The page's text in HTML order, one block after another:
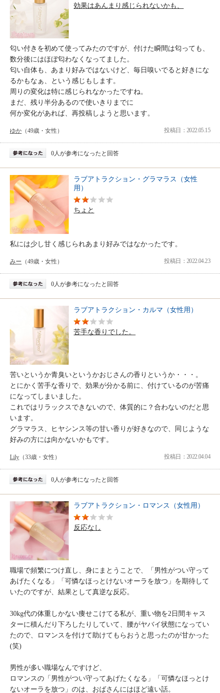
効果はあんまり感じられないかも、
匂い付きを初めて使ってみたのですが、付けた瞬間は匂っても、
数分後にはほぼ匂わなくなってました。
匂い自体も、あまり好みではないけど、毎日嗅いでると好きにな
るかもなぁ、という感じもします。
周りの変化は特に感じられなかったですね。
まだ、残り半分あるので使いきりまでに
何か変化があれば、再投稿しようと思います。
ゆか （49歳・女性） 投稿日：2022.05.15
0人が参考になったと回答
ラブアトラクション・グラマラス（女性
用）
ちょと
私には少し甘く感じられあまり好みではなかったです。
みー （49歳・女性） 投稿日：2022.04.23
0人が参考になったと回答
ラブアトラクション・カルマ（女性用）
苦手な香りでした。
苦いというか青臭いというかおじさんの香りというか・・・。
とにかく苦手な香りで、効果が分かる前に、付けているのが苦痛
になってしまいました。
これではリラックスできないので、体質的に？合わないのだと思
います。
グラマラス、ヒヤシンス等の甘い香りが好きなので、同じような
好みの方には向かないかもです。
Lily （33歳・女性） 投稿日：2022.04.04
0人が参考になったと回答
ラブアトラクション・ロマンス（女性用）
反応なし
職場で頻繁につけ直し、身にまとうことで、「男性がつい守って
あげたくなる」「可憐なほっとけないオーラを放つ」を期待して
いたのですが、結果として真逆な反応。
30kg代の体重しかない痩せこけてる私が、重い物を2日間キャス
ターに積んだり下ろしたりしていて、腰がヤバイ状態になってい
たので、ロマンスを付けて助けてもらおうと思ったのが甘かった
(笑)
男性が多い職場なんですけど、
ロマンスの「男性がつい守ってあげたくなる」「可憐なほっとけ
ないオーラを放つ」のは、おばさんにはほど遠い話。